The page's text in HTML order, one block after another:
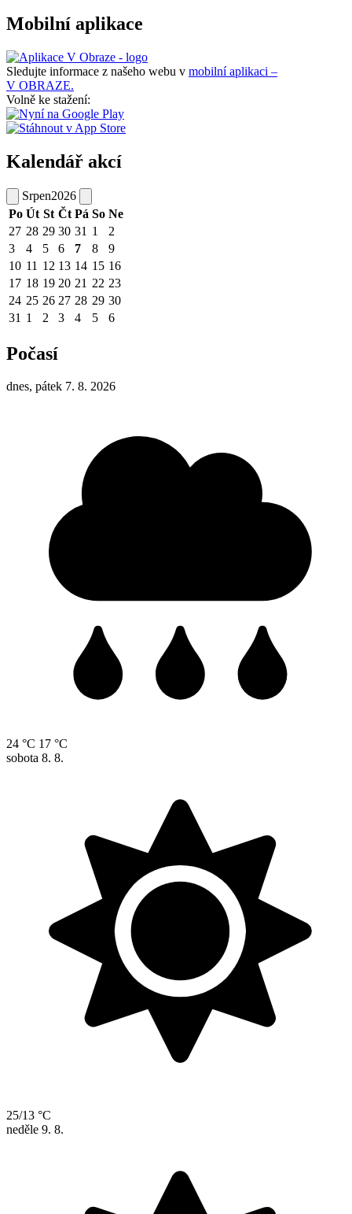
Mobilní aplikace
Sledujte informace z našeho webu v mobilní aplikaci –
V OBRAZE.
Volně ke stažení:
Kalendář akcí
Srpen2026
Po Út St Čt Pá So Ne
27 28 29 30 31 1
2
3
4 5 6 7 8
9
10 11 12 13 14 15 16
17 18 19 20 21 22 23
24 25 26 27 28 29 30
31 1 2 3 4 5 6
Počasí
dnes, pátek 7. 8. 2026
24 °C 17 °C
sobota 8. 8.
25/13 °C
neděle 9. 8.